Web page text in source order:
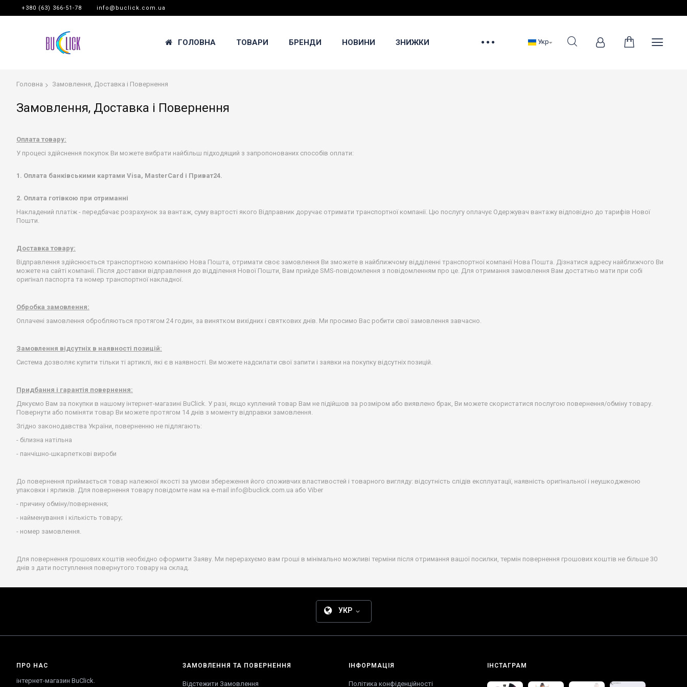
+380 (63) 366-51-78 info@buclick.com.ua
ГОЛОВНА ТОВАРИ БРЕНДИ НОВИНИ ЗНИЖКИ Укр
Головна Замовлення, Доставка і Повернення
Замовлення, Доставка і Повернення
Оплата товару:
У процесі здійснення покупок Ви можете вибрати найбільш підходящий з запропонованих способів оплати:
1. Оплата банківськими картами Visa, MasterCard і Приват24.
2. Оплата готівкою при отриманні
Накладений платіж - передбачає розрахунок за вантаж, суму вартості якого Відправник доручає отримати транспортної компанії. Цю послугу оплачує Одержувач вантажу відповідно до тарифів Нової
Пошти.
Доставка товару:
Відправлення здійснюється транспортною компанією Нова Пошта, отримати своє замовлення Ви зможете в найближчому відділенні транспортної компанії Нова Пошта. Дізнатися адресу найближчого Ви
можете на сайті компанії. Після доставки відправлення до відділення Нової Пошти, Вам прийде SMS-повідомлення з повідомленням про це. Для отримання замовлення Вам достатньо мати при собі
оригінал паспорта та номер транспортної накладної.
Обробка замовлення:
Оплачені замовлення обробляються протягом 24 годин, за винятком вихідних і святкових днів. Ми просимо Вас робити свої замовлення завчасно.
Замовлення відсутніх в наявності позицій:
Система дозволяє купити тільки ті артиклі, які є в наявності. Ви можете надсилати свої запити і заявки на покупку відсутніх позицій.
Придбання і гарантія повернення:
Дякуємо Вам за покупки в нашому інтернет-магазині BuClick. У разі, якщо куплений товар Вам не підійшов за розміром або виявлено брак, Ви можете скористатися послугою повернення/обміну товару.
Повернути або поміняти товар Ви можете протягом 14 днів з моменту відправки замовлення.
Згідно законодавства України, поверненню не підлягають:
- білизна натільна
- панчішно-шкарпеткові вироби
До повернення приймається товар належної якості за умови збереження його споживчих властивостей і товарного вигляду: відсутність слідів експлуатації, наявність оригінальної і неушкодженою
упаковки і ярликів. Для повернення товару повідомте нам на e-mail info@buclick.com.ua або Viber
- причину обміну/повернення;
- найменування і кількість товару;
- номер замовлення.
Для повернення грошових коштів необхідно оформити Заяву. Ми перерахуємо вам гроші в мінімально можливі терміни після отримання вашої посилки, термін повернення грошових коштів не більше 30
днів з дати поступлення повернутого товару на склад.
УКР
ПРО НАС
інтернет-магазин BuClick.
ЗАМОВЛЕННЯ ТА ПОВЕРНЕННЯ
Відстежити Замовлення
ІНФОРМАЦІЯ
Політика конфіденційності
ІНСТАГРАМ